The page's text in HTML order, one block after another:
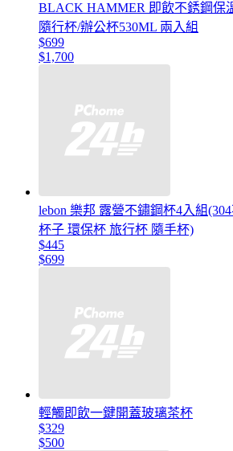
BLACK HAMMER 即飲不銹鋼保
隨行杯/辦公杯530ML 兩入組
$699
$1,700
lebon 樂邦 露營不鏽鋼杯4入組
杯子 環保杯 旅行杯 隨手杯)
$445
$699
輕觸即飲一鍵開蓋玻璃茶杯
$329
$500